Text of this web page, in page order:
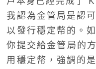
我認為金管局是認
以發行穩定幣的。
你提交給金管局的
用穩定幣，強調的